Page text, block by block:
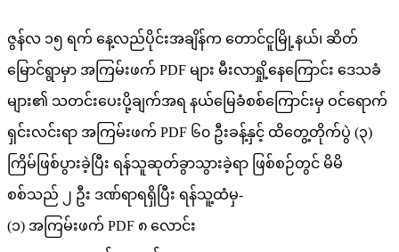
ဇွန်လ ၁၅ ရက် နေ့လည်ပိုင်းအချိန်က တောင်ငူမြို့နယ်၊ ဆိတ်
မြောင်ရွာမှာ အကြမ်းဖက် PDF များ မီးလာရှို့နေကြောင်း ဒေသခံ
များ၏ သတင်းပေးပို့ချက်အရ နယ်မြေခံစစ်ကြောင်းမှ ဝင်ရောက်
ရှင်းလင်းရာ အကြမ်းဖက် PDF ၆၀ ဦးခန့်နှင့် ထိတွေ့တိုက်ပွဲ (၃)
ကြိမ်ဖြစ်ပွားခဲ့ပြီး ရန်သူဆုတ်ခွာသွားခဲ့ရာ ဖြစ်စဉ်တွင် မိမိ
စစ်သည် ၂ ဦး ဒဏ်ရာရရှိပြီး ရန်သူ့ထံမှ-
(၁) အကြမ်းဖက် PDF ၈ လောင်း